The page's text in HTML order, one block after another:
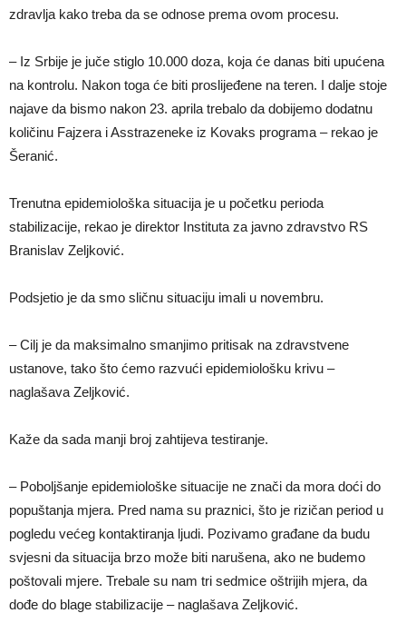
zdravlja kako treba da se odnose prema ovom procesu.
– Iz Srbije je juče stiglo 10.000 doza, koja će danas biti upućena
na kontrolu. Nakon toga će biti proslijeđene na teren. I dalje stoje
najave da bismo nakon 23. aprila trebalo da dobijemo dodatnu
količinu Fajzera i Asstrazeneke iz Kovaks programa – rekao je
Šeranić.
Trenutna epidemiološka situacija je u početku perioda
stabilizacije, rekao je direktor Instituta za javno zdravstvo RS
Branislav Zeljković.
Podsjetio je da smo sličnu situaciju imali u novembru.
– Cilj je da maksimalno smanjimo pritisak na zdravstvene
ustanove, tako što ćemo razvući epidemiološku krivu –
naglašava Zeljković.
Kaže da sada manji broj zahtijeva testiranje.
– Poboljšanje epidemiološke situacije ne znači da mora doći do
popuštanja mjera. Pred nama su praznici, što je rizičan period u
pogledu većeg kontaktiranja ljudi. Pozivamo građane da budu
svjesni da situacija brzo može biti narušena, ako ne budemo
poštovali mjere. Trebale su nam tri sedmice oštrijih mjera, da
dođe do blage stabilizacije – naglašava Zeljković.